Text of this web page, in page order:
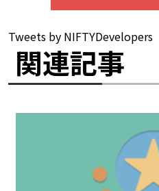
Tweets by NIFTYDevelopers
関連記事